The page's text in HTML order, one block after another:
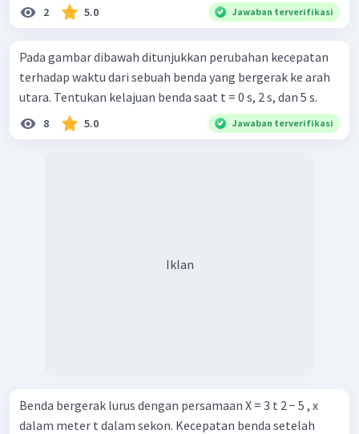
2 5.0 Jawaban terverifikasi
Pada gambar dibawah ditunjukkan perubahan kecepatan
terhadap waktu dari sebuah benda yang bergerak ke arah
utara. Tentukan kelajuan benda saat t = 0 s, 2 s, dan 5 s.
8 5.0 Jawaban terverifikasi
Iklan
Benda bergerak lurus dengan persamaan X = 3 t 2 − 5 , x
dalam meter t dalam sekon. Kecepatan benda setelah